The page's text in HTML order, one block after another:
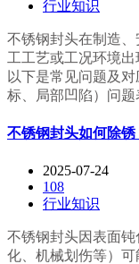
行业知识
不锈钢封头在制造
工工艺或工况环境出
以下是常见问题及
标、局部凹陷）问
不锈钢封头如何除锈
2025-07-24
108
行业知识
不锈钢封头因表面
化、机械划伤等）